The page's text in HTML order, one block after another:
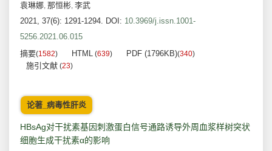
袁琳娜, 那恒彬, 李武
2021, 37(6): 1291-1294. DOI: 10.3969/j.issn.1001-
5256.2021.06.015
摘要(1582) HTML (639) PDF (1796KB)(340)
施引文献 (23)
论著_病毒性肝炎
HBsAg对干扰素基因刺激蛋白信号通路诱导外周血浆样树突状
细胞生成干扰素α的影响